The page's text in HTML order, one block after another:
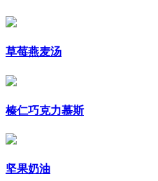
草莓燕麦汤
榛仁巧克力慕斯
坚果奶油